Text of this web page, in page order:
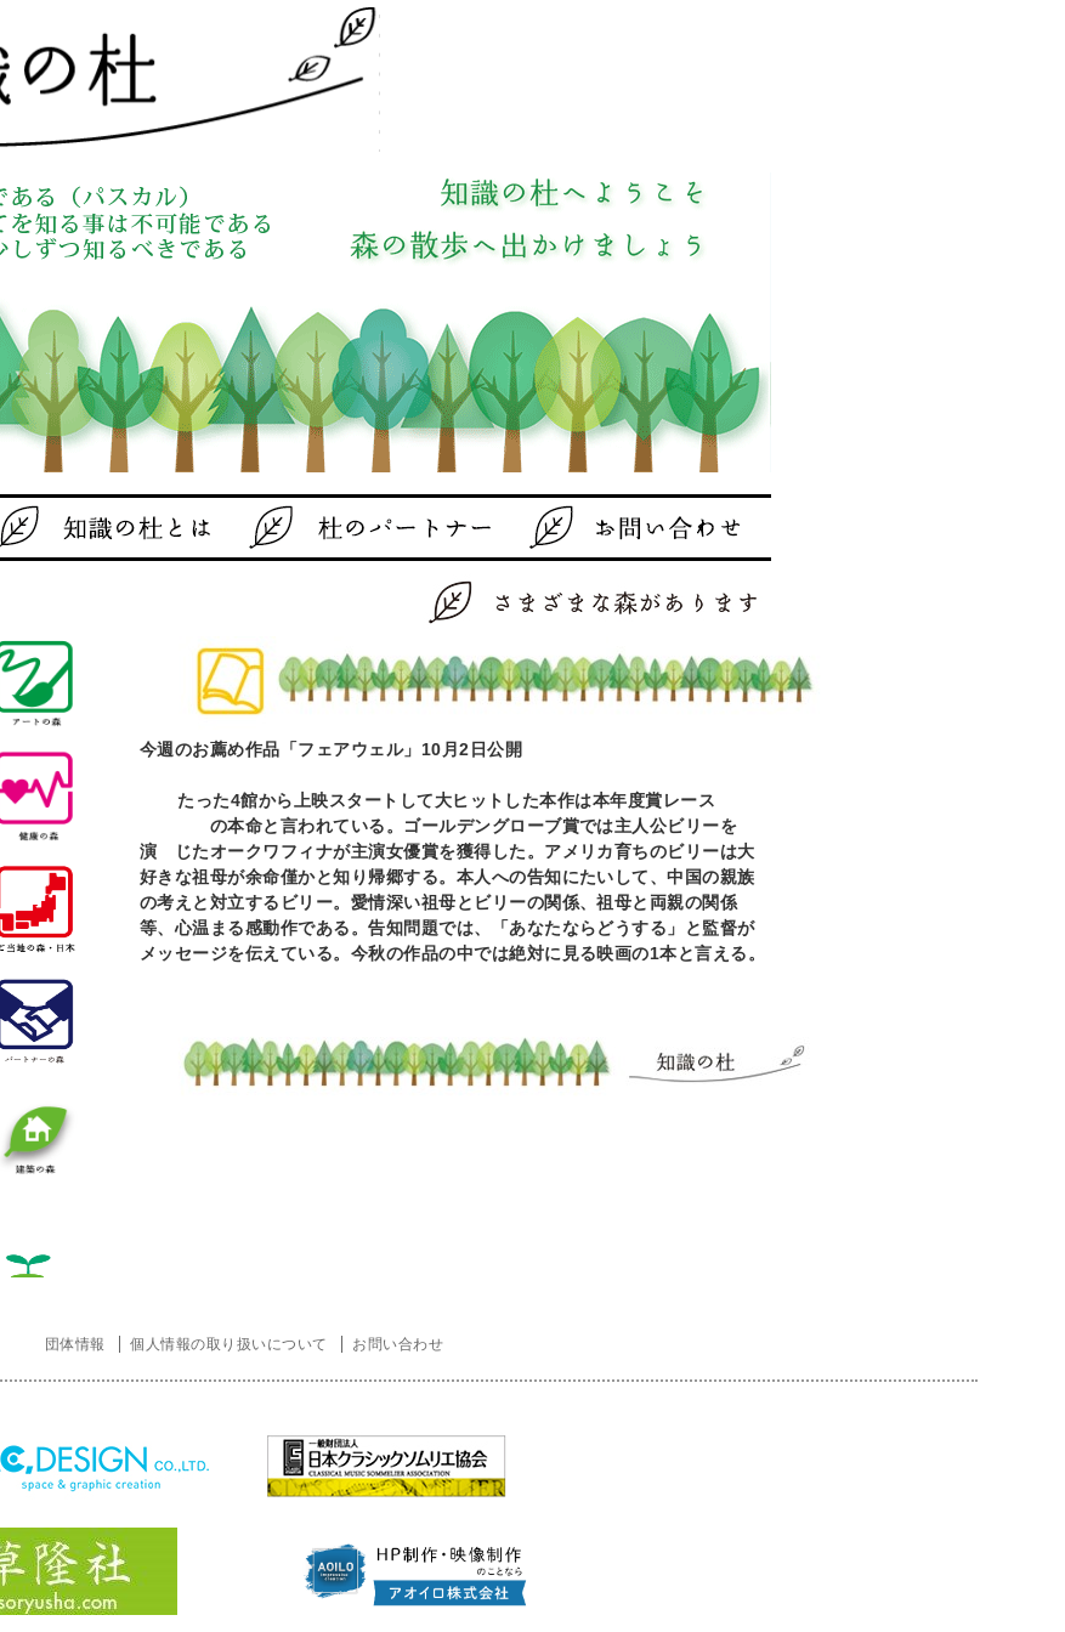
今週のお薦め作品「フェアウェル」 10 月2 日公開
たった4館から上映スタートして大ヒットした本作は本年度賞レース
の本命と言われている。ゴールデングローブ賞では主人公ビリーを
演 じたオークワフィナが主演女優賞を獲得した。アメリカ育ちのビリーは大
好きな祖母が余命僅かと知り帰郷する。本人への告知にたいして、中国の親族
の考えと対立するビリー。愛情深い祖母とビリーの関係、祖母と両親の関係
等、心温まる感動作である。告知問題では、「あなたならどうする」と監督が
メッセージを伝えている。今秋の作品の中では絶対に見る映画の1本と言える。
団体情報 個人情報の取り扱いについて お問い合わせ